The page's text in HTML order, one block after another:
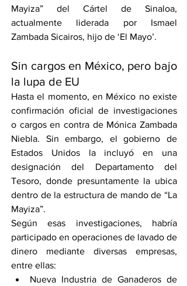
Mayiza” del Cártel de Sinaloa,
actualmente liderada por Ismael
Zambada Sicairos, hijo de ‘El Mayo’.
Sin cargos en México, pero bajo
la lupa de EU
Hasta el momento, en México no existe
confirmación oficial de investigaciones
o cargos en contra de Mónica Zambada
Niebla. Sin embargo, el gobierno de
Estados Unidos la incluyó en una
designación del Departamento del
Tesoro, donde presuntamente la ubica
dentro de la estructura de mando de “La
Mayiza”.
Según esas investigaciones, habría
participado en operaciones de lavado de
dinero mediante diversas empresas,
entre ellas:
Nueva Industria de Ganaderos de